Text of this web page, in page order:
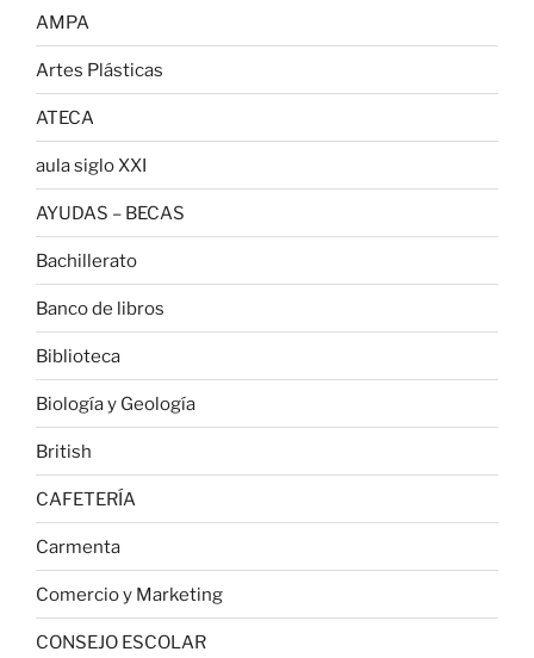
AMPA
Artes Plásticas
ATECA
aula siglo XXI
AYUDAS – BECAS
Bachillerato
Banco de libros
Biblioteca
Biología y Geología
British
CAFETERÍA
Carmenta
Comercio y Marketing
CONSEJO ESCOLAR